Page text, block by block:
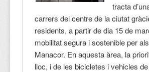
tracta
carrers del centre de la ciutat
residents, a partir de dia 15 de
mobilitat segura i sostenible per
Manacor. En aquesta àrea, la
lloc, i de les bicicletes i vehicles